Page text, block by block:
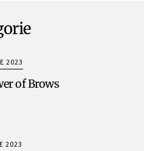
2023
of Brows
2023